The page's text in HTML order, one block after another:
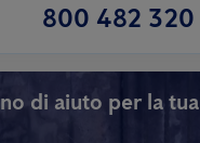
800 482 320
di aiuto per la tua